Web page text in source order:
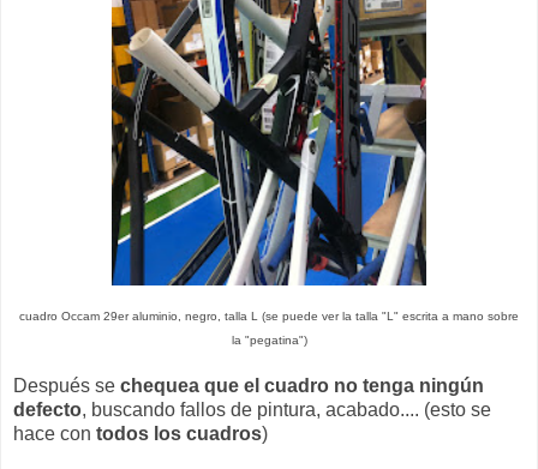
cuadro Occam 29er aluminio, negro, talla L (se puede ver la talla "L" escrita a mano sobre
la "pegatina")
Después se chequea que el cuadro no tenga ningún
defecto, buscando fallos de pintura, acabado.... (esto se
hace con todos los cuadros)